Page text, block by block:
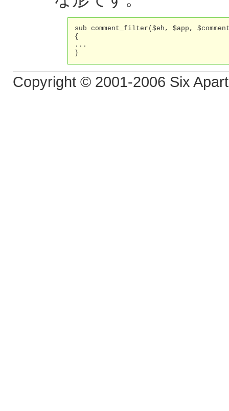
sub comment_filter($eh, $app,
{
...
}
Copyright © 2001-2006 Six